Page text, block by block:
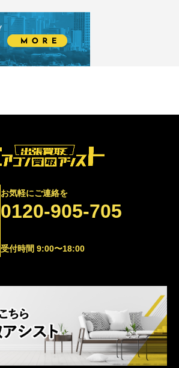
お気軽にご連絡を
0120-905-705
受付時間 9:00〜18:00